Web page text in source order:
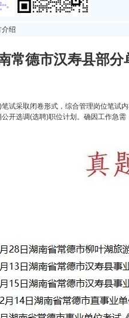
绍
常德市汉寿县部
试采取闭卷形式，综合管理岗位笔试
开选调(选聘)职位计划。确因工作急